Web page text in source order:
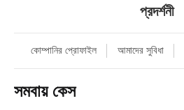
প্রদর্শনী
কোম্পানির প্রোফাইল আমাদের সুবিধা
সমবায় কেস